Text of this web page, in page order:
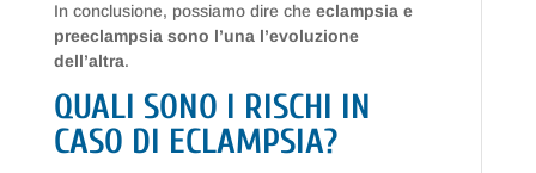
In conclusione, possiamo dire che eclampsia e
preeclampsia sono l’una l’evoluzione
dell’altra.
QUALI SONO I RISCHI IN
CASO DI ECLAMPSIA?